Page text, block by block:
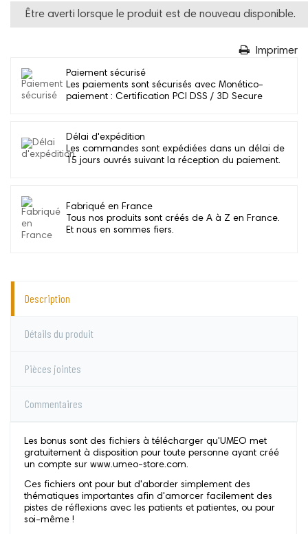
Être averti lorsque le produit est de nouveau disponible.
Imprimer
Paiement sécurisé
Les paiements sont sécurisés avec Monético-
paiement : Certification PCI DSS / 3D Secure
Délai d'expédition
Les commandes sont expédiées dans un délai de
15 jours ouvrés suivant la réception du paiement.
Fabriqué en France
Tous nos produits sont créés de A à Z en France.
Et nous en sommes fiers.
Description
Détails du produit
Pièces jointes
Commentaires
Les bonus sont des fichiers à télécharger qu'UMEO met
gratuitement à disposition pour toute personne ayant créé
un compte sur www.umeo-store.com.
Ces fichiers ont pour but d'aborder simplement des
thématiques importantes afin d'amorcer facilement des
pistes de réflexions avec les patients et patientes, ou pour
soi-même !